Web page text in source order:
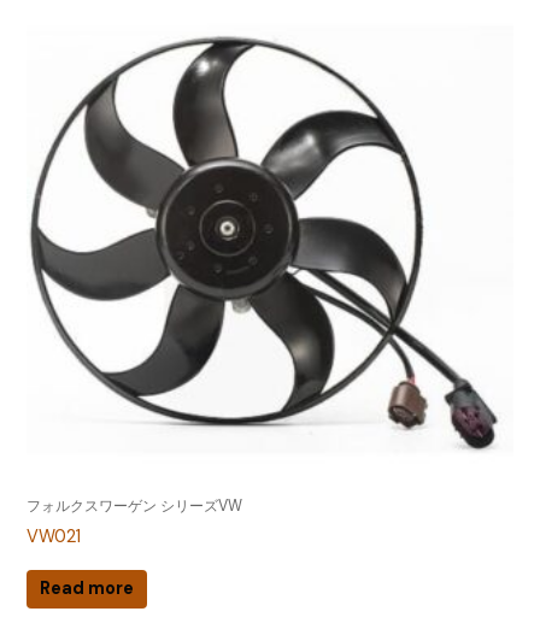
フォルクスワーゲン シリーズVW
VW021
Read more